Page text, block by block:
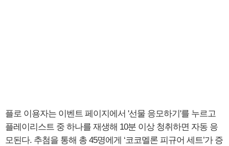
플로 이용자는 이벤트 페이지에서 '선물 응모하기'를 누르고
플레이리스트 중 하나를 재생해 10분 이상 청취하면 자동 응
모된다. 추첨을 통해 총 45명에게 ‘코코멜론 피규어 세트’가 증